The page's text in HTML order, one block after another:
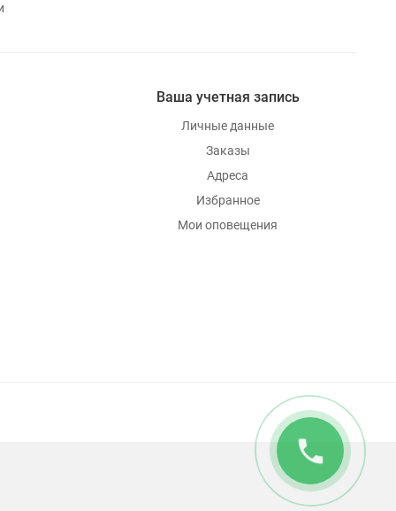
Ваша учетная запись
Личные данные
Заказы
Адреса
Избранное
Мои оповещения
phone